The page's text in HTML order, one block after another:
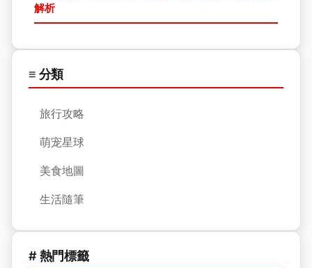
解析
≡ 分類
旅行攻略
萌宠星球
美食地圖
生活隨筆
# 熱門標籤